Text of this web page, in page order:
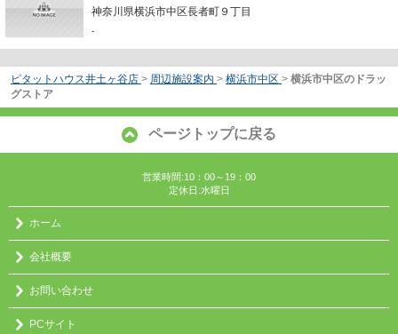
神奈川県横浜市中区長者町９丁目
-
ピタットハウス井土ヶ谷店 > 周辺施設案内 > 横浜市中区 > 横浜市中区のドラッ
グストア
ページトップに戻る
営業時間:10：00～19：00
定休日:水曜日
ホーム
会社概要
お問い合わせ
PCサイト